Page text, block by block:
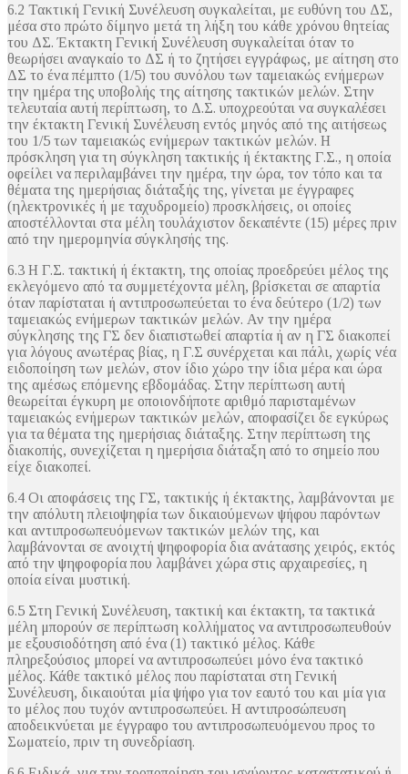
6.2 Τακτική Γενική Συνέλευση συγκαλείται, με ευθύνη του ΔΣ,
μέσα στο πρώτο δίμηνο μετά τη λήξη του κάθε χρόνου θητείας
του ΔΣ. Έκτακτη Γενική Συνέλευση συγκαλείται όταν το
θεωρήσει αναγκαίο το ΔΣ ή το ζητήσει εγγράφως, με αίτηση στο
ΔΣ το ένα πέμπτο (1/5) του συνόλου των ταμειακώς ενήμερων
την ημέρα της υποβολής της αίτησης τακτικών μελών. Στην
τελευταία αυτή περίπτωση, το Δ.Σ. υποχρεούται να συγκαλέσει
την έκτακτη Γενική Συνέλευση εντός μηνός από της αιτήσεως
του 1/5 των ταμειακώς ενήμερων τακτικών μελών. Η
πρόσκληση για τη σύγκληση τακτικής ή έκτακτης Γ.Σ., η οποία
οφείλει να περιλαμβάνει την ημέρα, την ώρα, τον τόπο και τα
θέματα της ημερήσιας διάταξής της, γίνεται με έγγραφες
(ηλεκτρονικές ή με ταχυδρομείο) προσκλήσεις, οι οποίες
αποστέλλονται στα μέλη τουλάχιστον δεκαπέντε (15) μέρες πριν
από την ημερομηνία σύγκλησής της.
6.3 Η Γ.Σ. τακτική ή έκτακτη, της οποίας προεδρεύει μέλος της
εκλεγόμενο από τα συμμετέχοντα μέλη, βρίσκεται σε απαρτία
όταν παρίσταται ή αντιπροσωπεύεται το ένα δεύτερο (1/2) των
ταμειακώς ενήμερων τακτικών μελών. Αν την ημέρα
σύγκλησης της ΓΣ δεν διαπιστωθεί απαρτία ή αν η ΓΣ διακοπεί
για λόγους ανωτέρας βίας, η Γ.Σ συνέρχεται και πάλι, χωρίς νέα
ειδοποίηση των μελών, στον ίδιο χώρο την ίδια μέρα και ώρα
της αμέσως επόμενης εβδομάδας. Στην περίπτωση αυτή
θεωρείται έγκυρη με οποιονδήποτε αριθμό παρισταμένων
ταμειακώς ενήμερων τακτικών μελών, αποφασίζει δε εγκύρως
για τα θέματα της ημερήσιας διάταξης. Στην περίπτωση της
διακοπής, συνεχίζεται η ημερήσια διάταξη από το σημείο που
είχε διακοπεί.
6.4 Οι αποφάσεις της ΓΣ, τακτικής ή έκτακτης, λαμβάνονται με
την απόλυτη πλειοψηφία των δικαιούμενων ψήφου παρόντων
και αντιπροσωπευόμενων τακτικών μελών της, και
λαμβάνονται σε ανοιχτή ψηφοφορία δια ανάτασης χειρός, εκτός
από την ψηφοφορία που λαμβάνει χώρα στις αρχαιρεσίες, η
οποία είναι μυστική.
6.5 Στη Γενική Συνέλευση, τακτική και έκτακτη, τα τακτικά
μέλη μπορούν σε περίπτωση κολλήματος να αντιπροσωπευθούν
με εξουσιοδότηση από ένα (1) τακτικό μέλος. Κάθε
πληρεξούσιος μπορεί να αντιπροσωπεύει μόνο ένα τακτικό
μέλος. Κάθε τακτικό μέλος που παρίσταται στη Γενική
Συνέλευση, δικαιούται μία ψήφο για τον εαυτό του και μία για
το μέλος που τυχόν αντιπροσωπεύει. Η αντιπροσώπευση
αποδεικνύεται με έγγραφο του αντιπροσωπευόμενου προς το
Σωματείο, πριν τη συνεδρίαση.